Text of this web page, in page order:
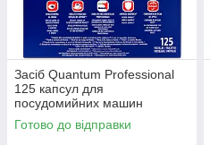
Засіб Quantum Professional
125 капсул для
посудомийних машин
Готово до відправки